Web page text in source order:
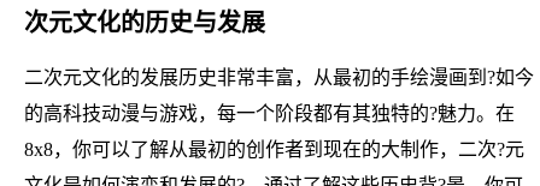
次元文化的历史与发展
二次元文化的发展历史非常丰富，从最初的手绘漫画到?如今
的高科技动漫与游戏，每一个阶段都有其独特的?魅力。在
8x8，你可以了解从最初的创作者到现在的大制作，二次?元